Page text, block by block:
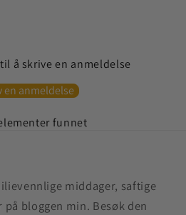
å skrive en anmeldelse
en anmeldelse
funnet
middager, saftige
bloggen min. Besøk den